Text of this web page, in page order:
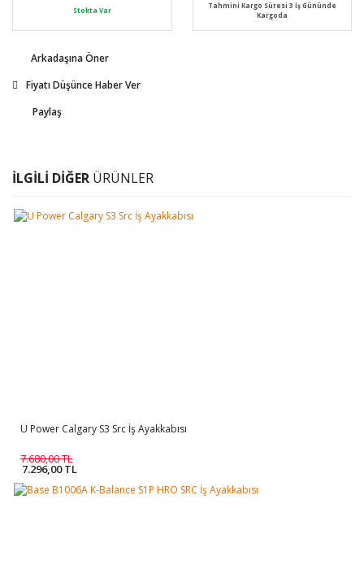
Stokta Var
Tahmini Kargo Süresi 3 İş Gününde
Kargoda
Arkadaşına Öner
Fiyatı Düşünce Haber Ver
Paylaş
İLGİLİ DİĞER ÜRÜNLER
U Power Calgary S3 Src İş Ayakkabısı
7.680,00 TL
7.296,00 TL